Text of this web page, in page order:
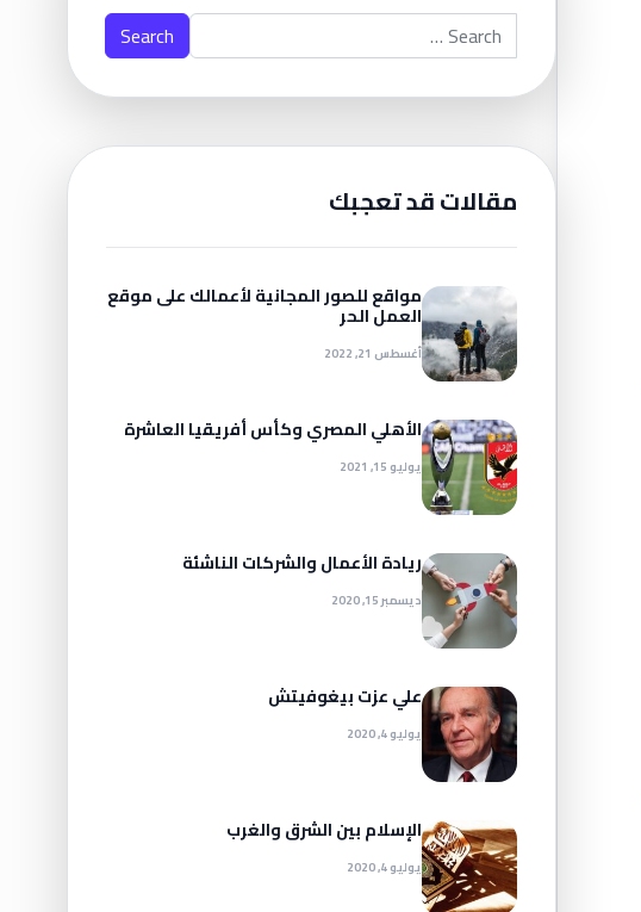
Search for:
مقالات قد تعجبك
مواقع للصور المجانية لأعمالك على موقع
العمل الحر
أغسطس 21, 2022
الأهلي المصري وكأس أفريقيا العاشرة
يوليو 15, 2021
ريادة الأعمال والشركات الناشئة
ديسمبر 15, 2020
علي عزت بيغوفيتش
يوليو 4, 2020
الإسلام بين الشرق والغرب
يوليو 4, 2020